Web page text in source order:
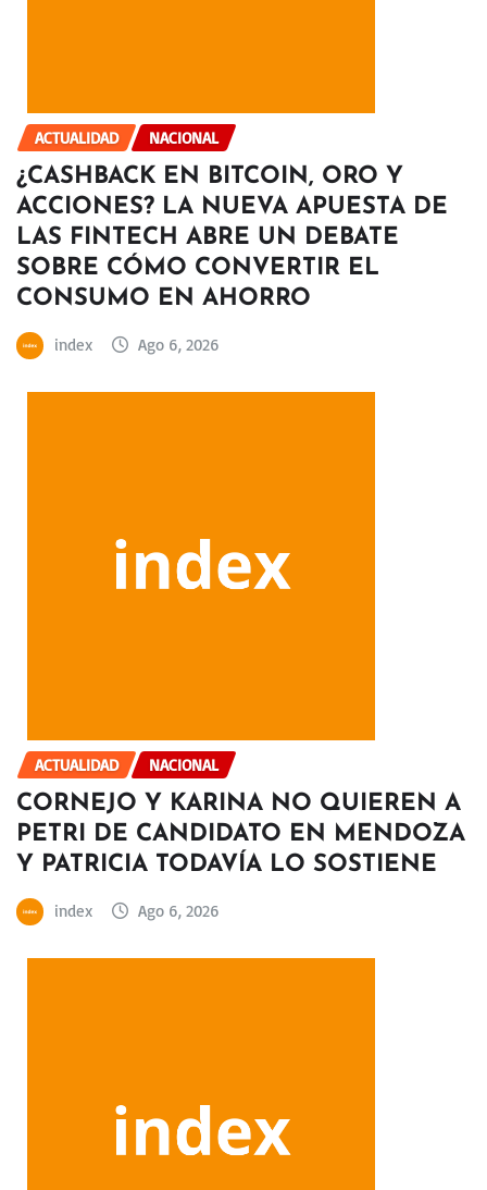
ACTUALIDAD NACIONAL
¿CASHBACK EN BITCOIN, ORO Y
ACCIONES? LA NUEVA APUESTA DE
LAS FINTECH ABRE UN DEBATE
SOBRE CÓMO CONVERTIR EL
CONSUMO EN AHORRO
index Ago 6, 2026
ACTUALIDAD NACIONAL
CORNEJO Y KARINA NO QUIEREN A
PETRI DE CANDIDATO EN MENDOZA
Y PATRICIA TODAVÍA LO SOSTIENE
index Ago 6, 2026